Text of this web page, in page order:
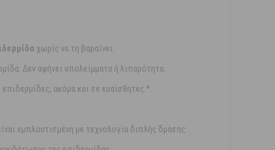
χωρίς να τη βαραίνει.
Δεν αφήνει υπολείμματα ή λιπαρότητα.
ακόμα και σε ευαίσθητες.*
εμπλουτισμένη με τεχνολογία διπλής δράσης: